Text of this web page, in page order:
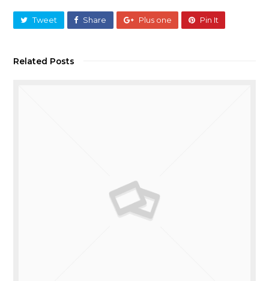
Tweet Share Plus one Pin It
Related Posts